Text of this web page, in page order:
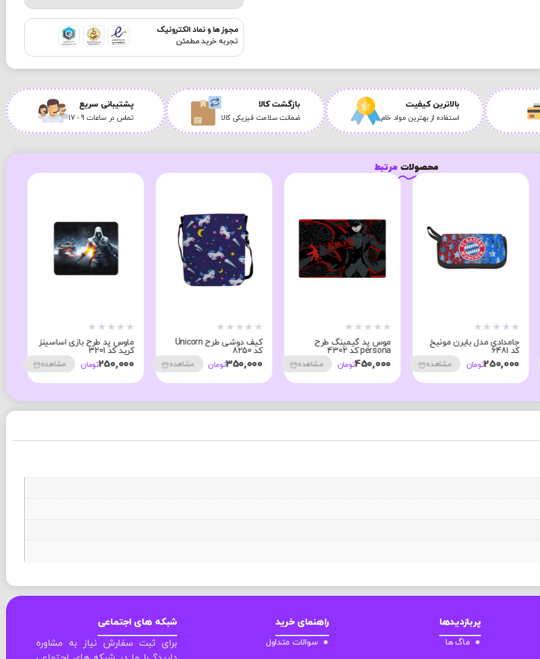
مجوز ها و نماد الکترونیک
تجربه خرید مطمئن
بالاترین کیفیت
استفاده از بهترین مواد خام
بازگشت کالا
ضمانت سلامت فیزیکی کالا
پشتیبانی سریع
تماس در ساعات 9 - 17
محصولات مرتبط
★
★
★
★
کیف دوشی طرح Unicorn
کد 8250
350,000تومان مشاهده
★
★
★
★
ماوس پد طرح بازی اساسینز
کرید کد 3201
250,000تومان مشاهده
★
★
★
★
جامدادی طرح رنگی کد
6573
250,000تومان مشاهده
★
★
★
★
ماگ حرارتی طرح منظومه
شمسی کد 1908
400,000تومان مشاهده
پربازدیدها
ماگ ها
راهنمای خرید
سوالات متداول
شبکه های اجتماعی
برای ثبت سفارش نیاز به مشاوره